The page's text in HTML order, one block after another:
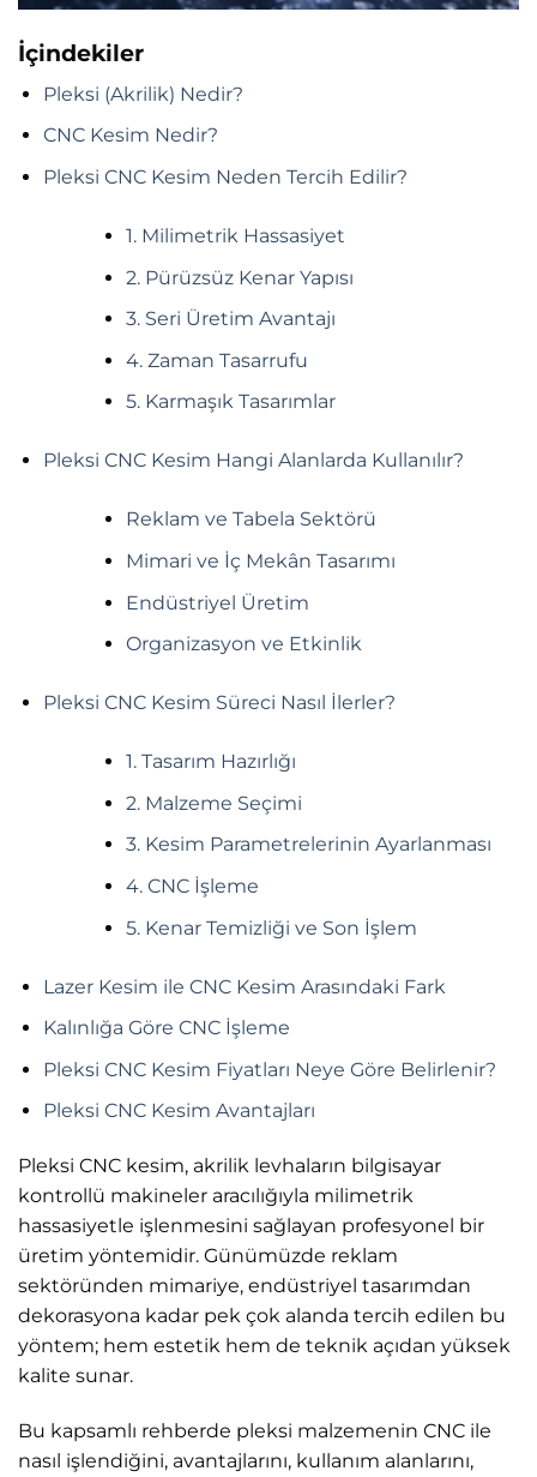
İçindekiler
Pleksi (Akrilik) Nedir?
CNC Kesim Nedir?
Pleksi CNC Kesim Neden Tercih Edilir?
1. Milimetrik Hassasiyet
2. Pürüzsüz Kenar Yapısı
3. Seri Üretim Avantajı
4. Zaman Tasarrufu
5. Karmaşık Tasarımlar
Pleksi CNC Kesim Hangi Alanlarda Kullanılır?
Reklam ve Tabela Sektörü
Mimari ve İç Mekân Tasarımı
Endüstriyel Üretim
Organizasyon ve Etkinlik
Pleksi CNC Kesim Süreci Nasıl İlerler?
1. Tasarım Hazırlığı
2. Malzeme Seçimi
3. Kesim Parametrelerinin Ayarlanması
4. CNC İşleme
5. Kenar Temizliği ve Son İşlem
Lazer Kesim ile CNC Kesim Arasındaki Fark
Kalınlığa Göre CNC İşleme
Pleksi CNC Kesim Fiyatları Neye Göre Belirlenir?
Pleksi CNC Kesim Avantajları
Pleksi CNC kesim, akrilik levhaların bilgisayar
kontrollü makineler aracılığıyla milimetrik
hassasiyetle işlenmesini sağlayan profesyonel bir
üretim yöntemidir. Günümüzde reklam
sektöründen mimariye, endüstriyel tasarımdan
dekorasyona kadar pek çok alanda tercih edilen bu
yöntem; hem estetik hem de teknik açıdan yüksek
kalite sunar.
Bu kapsamlı rehberde pleksi malzemenin CNC ile
nasıl işlendiğini, avantajlarını, kullanım alanlarını,